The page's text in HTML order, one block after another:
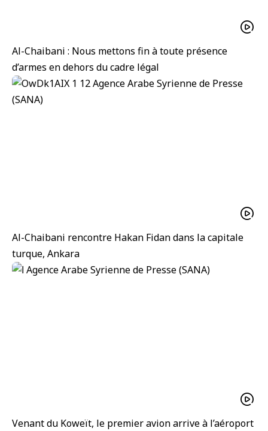
Al-Chaibani : Nous mettons fin à toute présence
d’armes en dehors du cadre légal
Al-Chaibani rencontre Hakan Fidan dans la capitale
turque, Ankara
Venant du Koweït, le premier avion arrive à l’aéroport